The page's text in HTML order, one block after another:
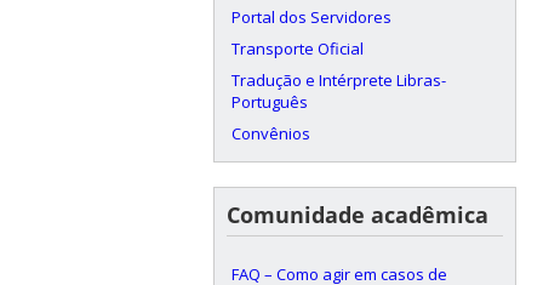
Portal dos Servidores
Transporte Oficial
Tradução e Intérprete Libras-
Português
Convênios
Comunidade acadêmica
FAQ – Como agir em casos de